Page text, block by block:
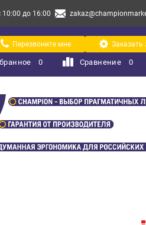
до 16:00
Перезвоните мне Заказать
0 Сравнение 0